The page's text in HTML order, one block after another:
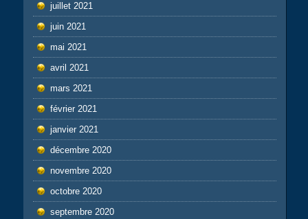
juillet 2021
juin 2021
mai 2021
avril 2021
mars 2021
février 2021
janvier 2021
décembre 2020
novembre 2020
octobre 2020
septembre 2020